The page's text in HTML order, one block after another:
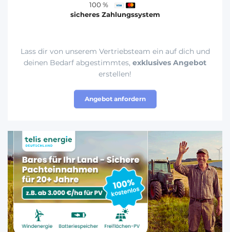
100 %
sicheres Zahlungssystem
Lass dir von unserem Vertriebsteam ein auf dich und
deinen Bedarf abgestimmtes, exklusives Angebot
erstellen!
Angebot anfordern